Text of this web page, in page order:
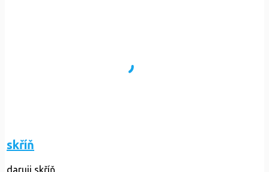
skříň
daruji skříň